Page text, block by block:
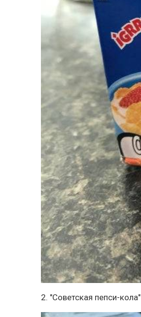
2. "Советская пепси-кола"